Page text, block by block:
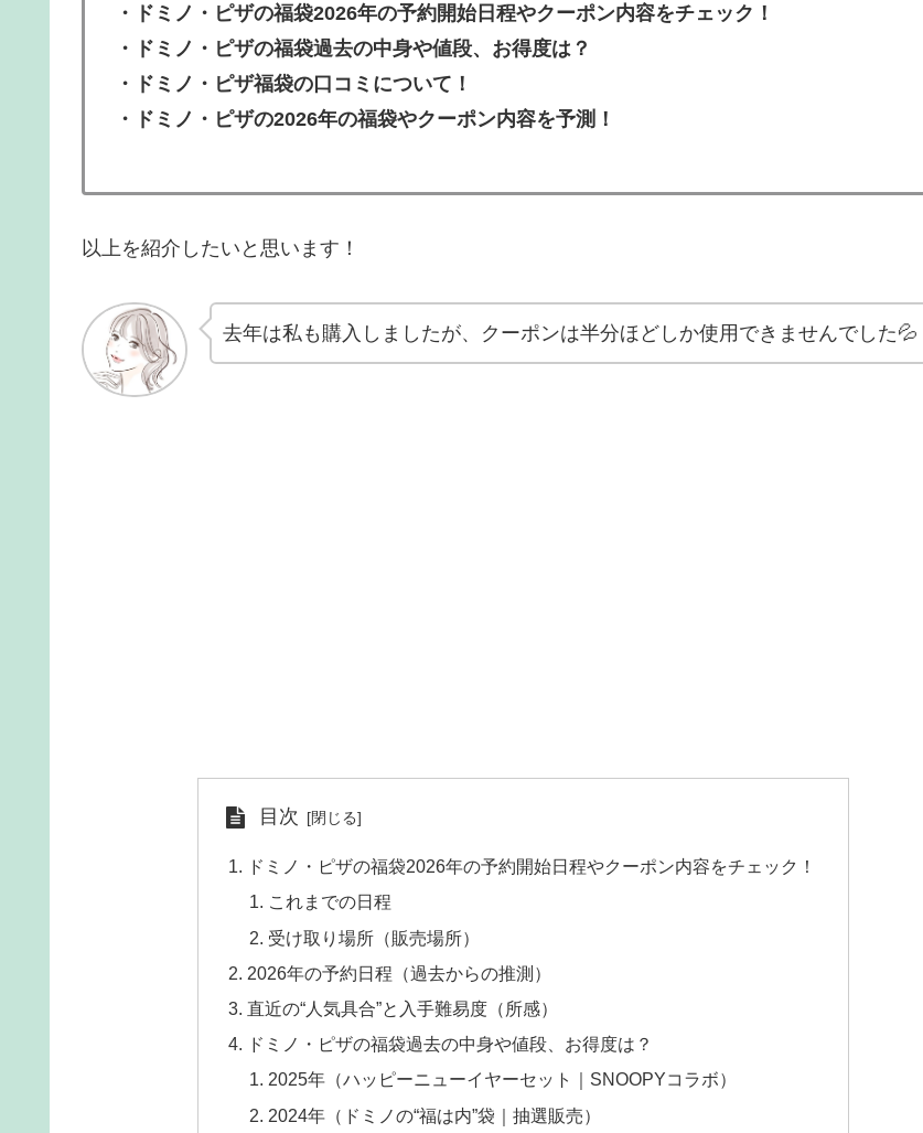
・ ドミノ・ピザの福袋2026年の予約開始日程やクーポン内容をチェック！
・ドミノ・ピザの福袋過去の中身や値段、お得度は？
・ ドミノ・ピザ福袋の口コミについて！
・ドミノ・ピザの2026年の福袋やクーポン内容を予測！
以上を紹介したいと思います！
去年は私も購入しましたが、クーポンは半分ほどしか使用できませんでした💦
目次
ドミノ・ピザの福袋2026年の予約開始日程やクーポン内容をチェック！
これまでの日程
受け取り場所（販売場所）
2026年の予約日程（過去からの推測）
直近の“人気具合”と入手難易度（所感）
ドミノ・ピザの福袋過去の中身や値段、お得度は？
2025年（ハッピーニューイヤーセット｜SNOOPYコラボ）
2024年（ドミノの“福は内”袋｜抽選販売）